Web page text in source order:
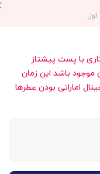
حداکثر زمان ارسال 5 روز کاری با پست پیشتاز
موجود باشد این زمان
اماراتی بودن عطرها